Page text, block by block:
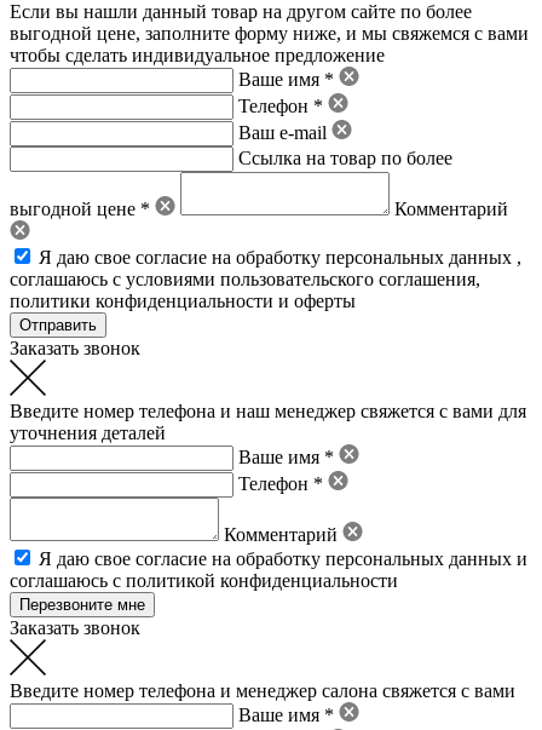
Если вы нашли данный товар на другом сайте по более
выгодной цене, заполните форму ниже, и мы свяжемся с вами
чтобы сделать индивидуальное предложение
Ваше имя *
Телефон *
Ваш e-mail
Ссылка на товар по более
выгодной цене * Комментарий
Я даю свое согласие на обработку персональных данных ,
соглашаюсь с условиями пользовательского соглашения,
политики конфиденциальности и оферты
Заказать звонок
Введите номер телефона и наш менеджер свяжется с вами для
уточнения деталей
Ваше имя *
Телефон *
Комментарий
Я даю свое согласие на обработку персональных данных и
соглашаюсь с политикой конфиденциальности
Заказать звонок
Введите номер телефона и менеджер салона свяжется с вами
Ваше имя *